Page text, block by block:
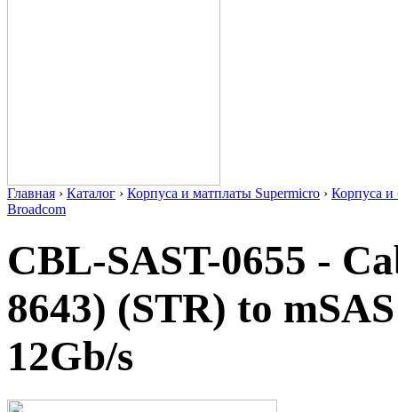
Главная › Каталог › Корпуса и матплаты Supermicro › Корпуса и
Broadcom
CBL-SAST-0655 -
8643) (STR) to
12Gb/s